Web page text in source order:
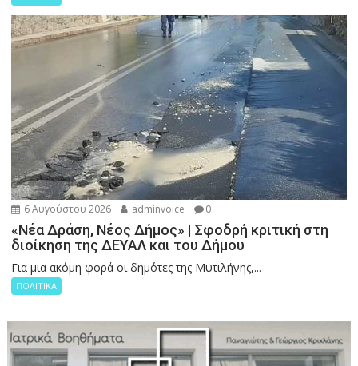
6 Αυγούστου 2026 adminvoice 0
«Νέα Δράση, Νέος Δήμος» | Σφοδρή κριτική στη
διοίκηση της ΔΕΥΑΛ και του Δήμου
Για μια ακόμη φορά οι δημότες της Μυτιλήνης,...
ΠΟΛΙΤΙΚΑ